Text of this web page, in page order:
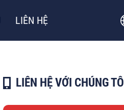
LIÊN HỆ
LIÊN HỆ VỚI CHÚNG TÔI